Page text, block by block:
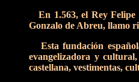
En 1.563, el Rey Felipe
Gonzalo de Abreu, llamo
Esta fundación
evangelizadora y
castellana, vestimentas,